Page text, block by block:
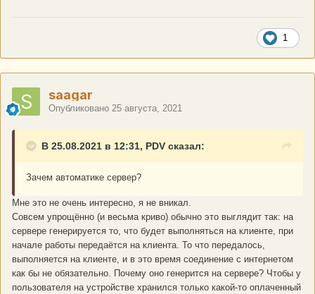
1
saagar
Опубликовано 25 августа, 2021
В 25.08.2021 в 12:31, PDV сказал:
Зачем автоматике сервер?
Мне это не очень интересно, я не вникал.
Совсем упрощённо (и весьма криво) обычно это выглядит так: на
сервере генерируется то, что будет выполняться на клиенте, при
начале работы передаётся на клиента. То что передалось,
выполняется на клиенте, и в это время соединение с интернетом
как бы не обязательно. Почему оно генерится на сервере? Чтобы у
пользователя на устройстве хранился только какой-то оплаченный